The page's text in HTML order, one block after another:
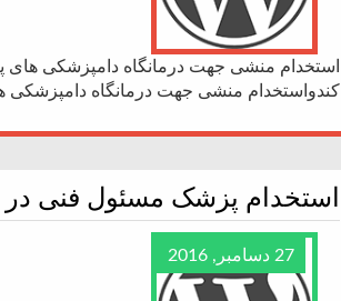
استخدام منشی جهت درمانگاه دامپزشکی های
کندواستخدام منشی جهت درمانگاه دامپزشکی
استخدام پزشک مسئول فنی در
27 دسامبر, 2016